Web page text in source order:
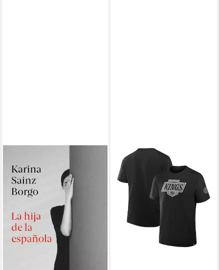
Sainz Borgo
18,99 €
lieferbar - in 2-3 Werktagen bei dir